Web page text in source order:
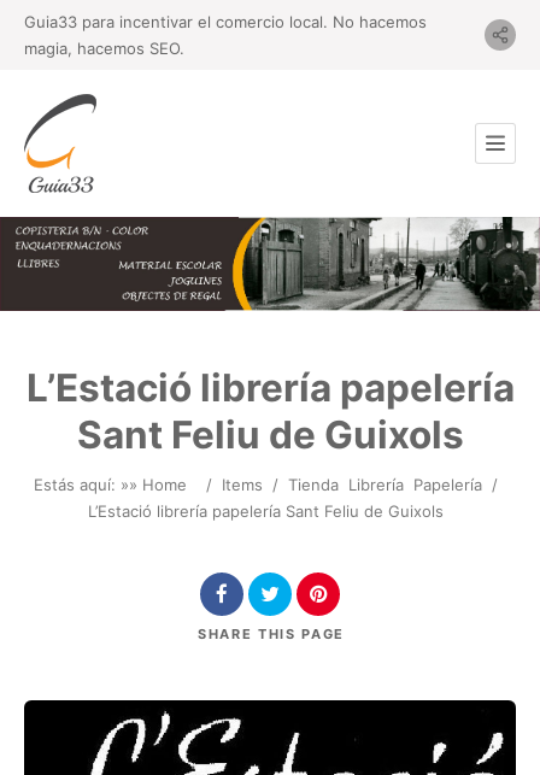
Guia33 para incentivar el comercio local. No hacemos
magia, hacemos SEO.
L’Estació librería papelería
Sant Feliu de Guixols
Estás aquí: »» Home / Items / Tienda Librería Papelería /
L’Estació librería papelería Sant Feliu de Guixols
SHARE THIS PAGE